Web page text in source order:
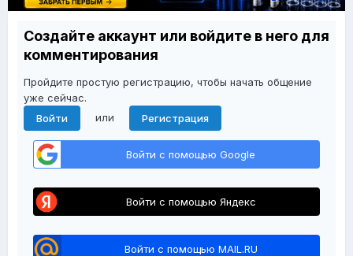
Создайте аккаунт или войдите в него для
комментирования
Пройдите простую регистрацию, чтобы начать общение
уже сейчас.
Войти
или Регистрация
Войти с помощью Google
Войти с помощью Яндекс
Войти с помощью MAIL.RU